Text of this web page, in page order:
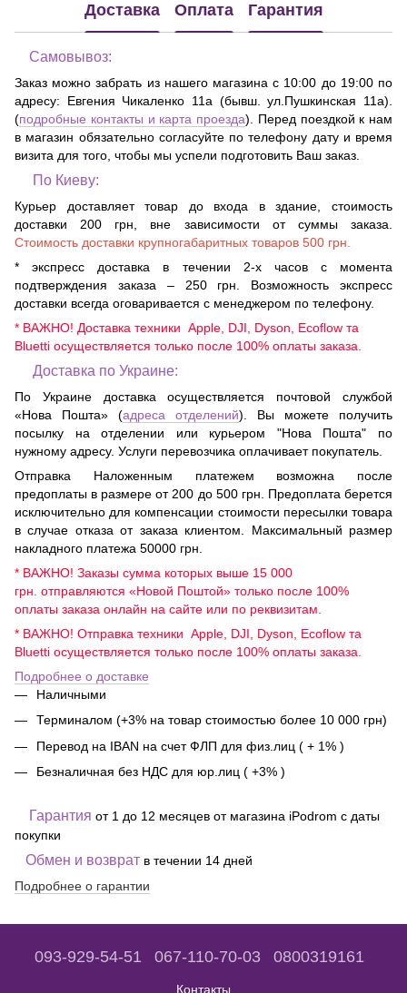
Доставка Оплата Гарантия
Самовывоз:
Заказ можно забрать из нашего магазина с 10:00 до 19:00 по
адресу: Евгения Чикаленко 11а (бывш. ул.Пушкинская 11а)
(подробные контакты и карта проезда). Перед поездкой к нам
в магазин обязательно согласуйте по телефону дату и время
визита для того, чтобы мы успели подготовить Ваш заказ.
По Киеву:
Курьер доставляет товар до входа в здание, стоимость
доставки 200 грн, вне зависимости от суммы заказа.
Стоимость доставки крупногабаритных товаров 500 грн.
* экспресс доставка в течении 2-х часов с момента
подтверждения заказа – 250 грн. Возможность экспресс
доставки всегда оговаривается с менеджером по телефону.
* ВАЖНО! Доставка техники Apple, DJI, Dyson, Ecoflow та
Bluetti осуществляется только после 100% оплаты заказа.
Доставка по Украине:
По Украине доставка осуществляется почтовой службой
«Нова Пошта» (адреса отделений). Вы можете получить
посылку на отделении или курьером "Нова Пошта" по
нужному адресу. Услуги перевозчика оплачивает покупатель.
Отправка Наложенным платежем возможна после
предоплаты в размере от 200 до 500 грн. Предоплата берется
исключительно для компенсации стоимости пересылки товара
в случае отказа от заказа клиентом. Максимальный размер
накладного платежа 50000 грн.
* ВАЖНО! Заказы сумма которых выше 15 000
грн. отправляются «Новой Поштой» только после 100%
оплаты заказа онлайн на сайте или по реквизитам.
* ВАЖНО! Отправка техники Apple, DJI, Dyson, Ecoflow та
Bluetti осуществляется только после 100% оплаты заказа.
Подробнее о доставке
Наличными
Терминалом (+3% на товар стоимостью более 10 000 грн)
Перевод на IBAN на счет ФЛП для физ.лиц ( + 1% )
Безналичная без НДС для юр.лиц ( +3% )
Гарантия от 1 до 12 месяцев от магазина iPodrom с даты
покупки
Обмен и возврат в течении 14 дней
Подробнее о гарантии
093-929-54-51 067-110-70-03 0800319161
Контакты